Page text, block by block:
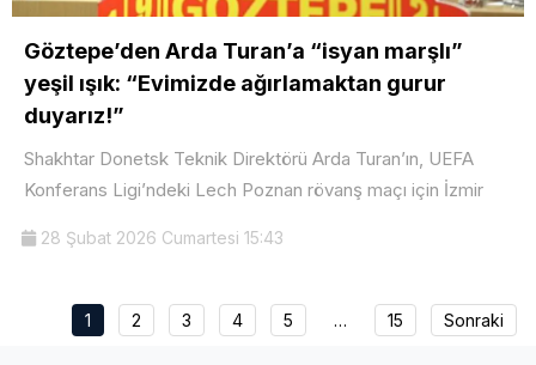
Göztepe’den Arda Turan’a “isyan marşlı”
yeşil ışık: “Evimizde ağırlamaktan gurur
duyarız!”
Shakhtar Donetsk Teknik Direktörü Arda Turan’ın, UEFA
Konferans Ligi’ndeki Lech Poznan rövanş maçı için İzmir
28 Şubat 2026 Cumartesi 15:43
1 2 3 4 5 … 15 Sonraki